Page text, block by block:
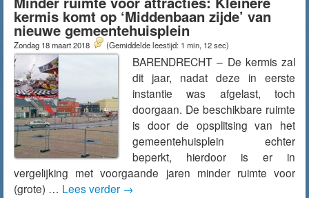
kermis komt op ‘Middenbaan zijde’ van
nieuwe gemeentehuisplein
Zondag 18 maart 2018 (Gemiddelde leestijd: 1 min, 12 sec)
BARENDRECHT – De kermis zal
dit jaar, nadat deze in eerste
instantie was afgelast, toch
doorgaan. De beschikbare ruimte
is door de opsplitsing van het
gemeentehuisplein echter
beperkt, hierdoor is er in
vergelijking met voorgaande jaren minder ruimte voor
(grote) … Lees verder →